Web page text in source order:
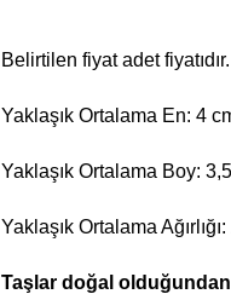
Belirtilen fiyat adet fiyatıdır.
Yaklaşık Ortalama En: 4
Yaklaşık Ortalama Boy:
Yaklaşık Ortalama
Taşlar doğal